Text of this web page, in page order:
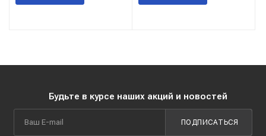
Будьте в курсе наших акций и новостей
ПОДПИСАТЬСЯ